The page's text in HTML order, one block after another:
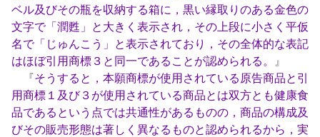
ベル及びその瓶を収納する箱に，黒い縁取りのある金色の
文字で「潤甦」と大きく表示され，その上段に小さく平仮
名で「じゅんこう」と表示されており，その全体的な表記
はほぼ引用商標３と同一であることが認められる。
』
『そうすると，本願商標が使用されている原告商品と引
用商標１及び３が使用されている商品とは双方とも健康食
品であるという点では共通性があるものの，商品の構成及
びその販売形態は著しく異なるものと認められるから，実